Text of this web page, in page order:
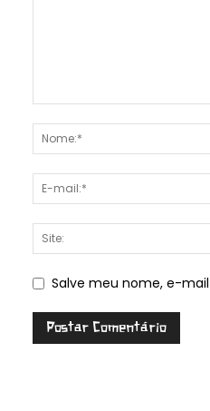
Salve meu nome, e-